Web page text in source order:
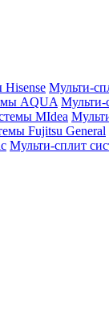
Hisense Мульти-
AQUA Мульти-
MIdea
Fujitsu General
Мульти-сплит